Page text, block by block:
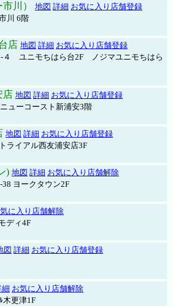
川） 地図 詳細 お気に入り店舗登録
川 6階
店 地図 詳細 お気に入り店舗登録
-４ ユニモちはら台2F ノジマユニモちはら
店 地図 詳細 お気に入り店舗登録
ューコースト新浦安3階
地図 詳細 お気に入り店舗登録
ライアル西友浦安店3F
) 地図 詳細 お気に入り店舗解除
ヨークタウン2F
に入り店舗解除
ディ4F
図 詳細 お気に入り店舗登録
細 お気に入り店舗解除
更津1F